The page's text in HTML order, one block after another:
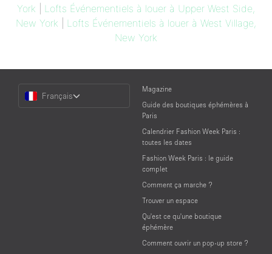
York
Lofts Événementiels à louer à Upper West Side,
New York
Lofts Événementiels à louer à West Village,
New York
Language
Français
Magazine
Guide des boutiques éphémères à
Paris
Calendrier Fashion Week Paris :
toutes les dates
Fashion Week Paris : le guide
complet
Comment ça marche ?
Trouver un espace
Qu'est ce qu'une boutique
éphémère
Comment ouvrir un pop-up store ?